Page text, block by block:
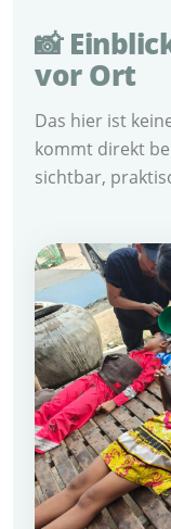
📸
vor Ort
Das hier ist
kommt direkt
sichtbar,